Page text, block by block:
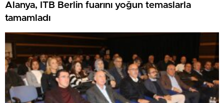
Alanya, ITB Berlin fuarını yoğun temaslarla
tamamladı